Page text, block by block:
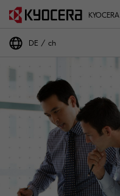
DE ch